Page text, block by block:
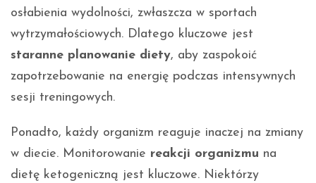
osłabienia wydolności, zwłaszcza w sportach
wytrzymałościowych. Dlatego kluczowe jest
staranne planowanie diety, aby zaspokoić
zapotrzebowanie na energię podczas intensywnych
sesji treningowych.
Ponadto, każdy organizm reaguje inaczej na zmiany
w diecie. Monitorowanie reakcji organizmu na
dietę ketogeniczną jest kluczowe. Niektórzy